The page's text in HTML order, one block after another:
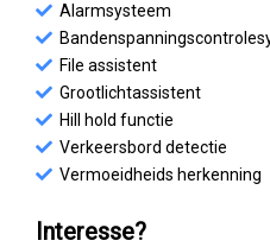
Alarmsysteem
File assistent
Grootlichtassistent
Hill hold functie
Verkeersbord detectie
Vermoeidheids herkenning
Interesse?